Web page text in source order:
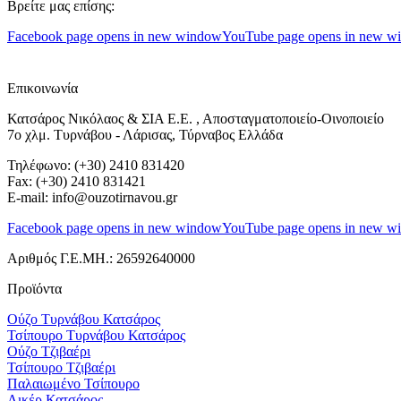
Βρείτε μας επίσης:
Facebook page opens in new windowYouTube page opens in new
Επικοινωνία
Κατσάρος Νικόλαος & ΣΙΑ Ε.Ε. , Αποσταγματοποιείο-Οινοποιείο
7ο χλμ. Τυρνάβου - Λάρισας, Τύρναβος Ελλάδα
Τηλέφωνο: (+30) 2410 831420
Fax: (+30) 2410 831421
E-mail: info@ouzotirnavou.gr
Facebook page opens in new windowYouTube page opens in new
Αριθμός Γ.Ε.ΜΗ.: 26592640000
Προϊόντα
Ούζο Τυρνάβου Κατσάρος
Τσίπουρο Τυρνάβου Κατσάρος
Ούζο Τζιβαέρι
Τσίπουρο Τζιβαέρι
Παλαιωμένο Τσίπουρο